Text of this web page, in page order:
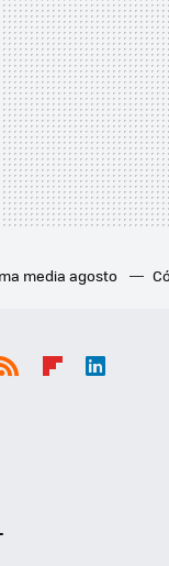
media agosto